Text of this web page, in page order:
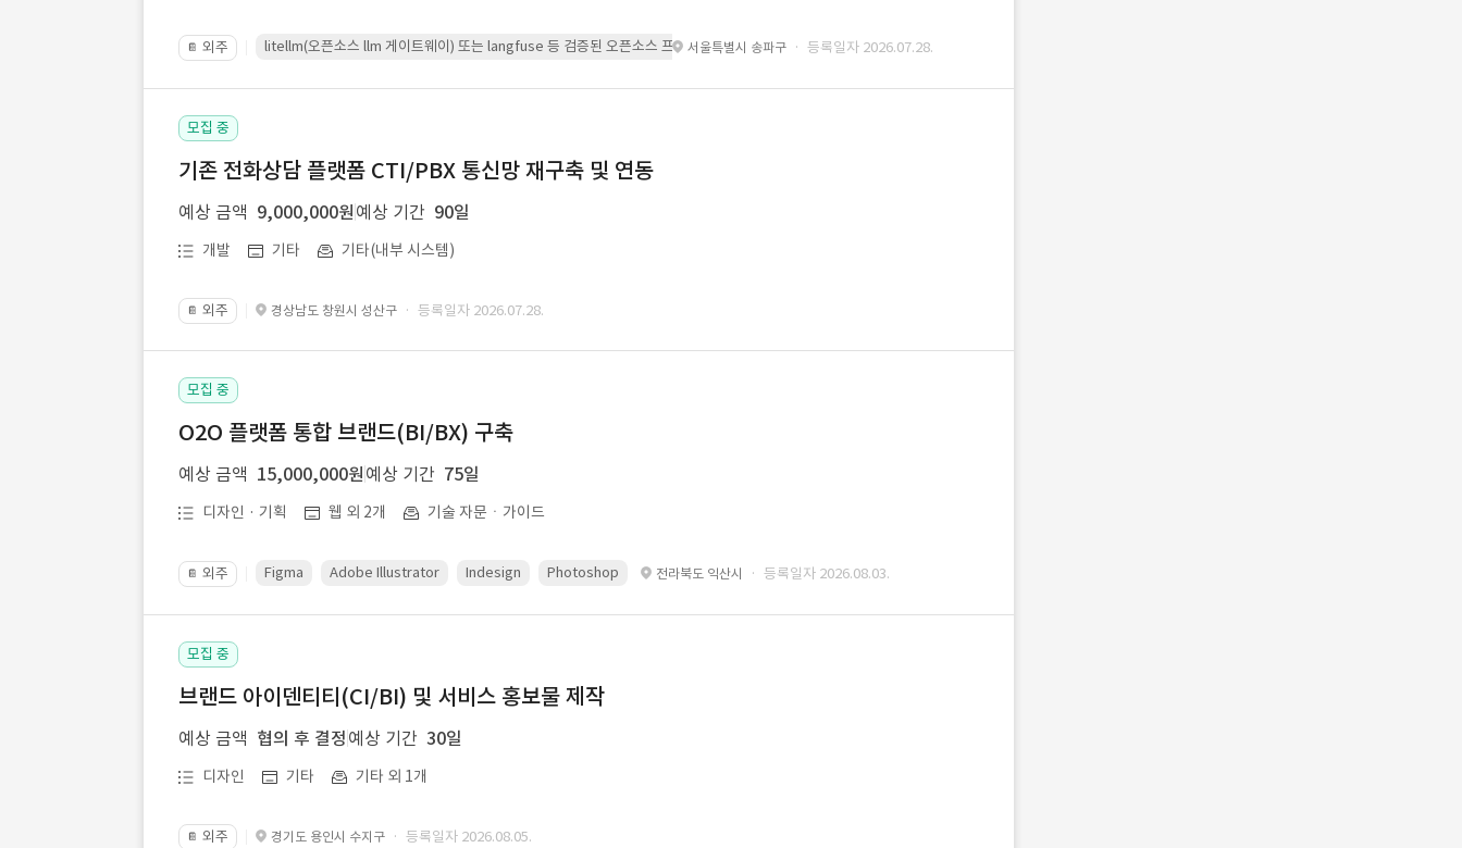
📔 외주 litellm(오픈소스 llm 게이트웨이) 또는 langfuse 등 검증된 오픈소스 프레임워크를 기반으로 시스템을 구축
서울특별시 송파구 · 등록일자 2026.07.28.
모집 중
기존 전화상담 플랫폼 CTI/PBX 통신망 재구축 및 연동
예상 금액 9,000,000원 예상 기간 90일
개발 기타 기타(내부 시스템)
📔 외주 경상남도 창원시 성산구 · 등록일자 2026.07.28.
모집 중
O2O 플랫폼 통합 브랜드(BI/BX) 구축
예상 금액 15,000,000원 예상 기간 75일
디자인 · 기획 웹 외 2개 기술 자문ㆍ가이드
📔 외주 Figma Adobe Illustrator Indesign Photoshop 전라북도 익산시 · 등록일자 2026.08.03.
모집 중
브랜드 아이덴티티(CI/BI) 및 서비스 홍보물 제작
예상 금액 협의 후 결정 예상 기간 30일
디자인 기타 기타 외 1개
📔 외주 경기도 용인시 수지구 · 등록일자 2026.08.05.